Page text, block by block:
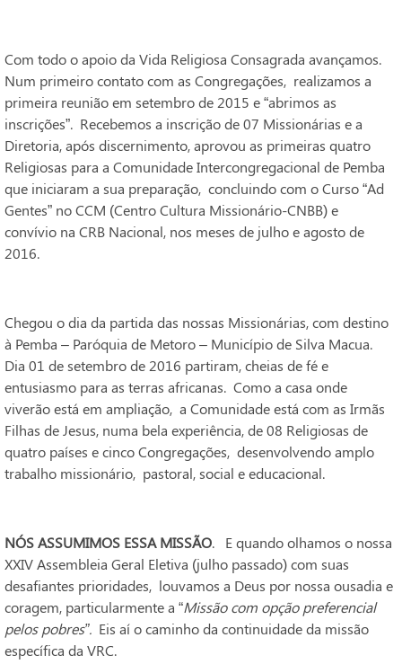
Com todo o apoio da Vida Religiosa Consagrada avançamos.
Num primeiro contato com as Congregações, realizamos a
primeira reunião em setembro de 2015 e “abrimos as
inscrições”. Recebemos a inscrição de 07 Missionárias e a
Diretoria, após discernimento, aprovou as primeiras quatro
Religiosas para a Comunidade Intercongregacional de Pemba
que iniciaram a sua preparação, concluindo com o Curso “Ad
Gentes” no CCM (Centro Cultura Missionário-CNBB) e
convívio na CRB Nacional, nos meses de julho e agosto de
2016.
Chegou o dia da partida das nossas Missionárias, com destino
à Pemba – Paróquia de Metoro – Município de Silva Macua.
Dia 01 de setembro de 2016 partiram, cheias de fé e
entusiasmo para as terras africanas. Como a casa onde
viverão está em ampliação, a Comunidade está com as Irmãs
Filhas de Jesus, numa bela experiência, de 08 Religiosas de
quatro países e cinco Congregações, desenvolvendo amplo
trabalho missionário, pastoral, social e educacional.
NÓS ASSUMIMOS ESSA MISSÃO. E quando olhamos o nossa
XXIV Assembleia Geral Eletiva (julho passado) com suas
desafiantes prioridades, louvamos a Deus por nossa ousadia e
coragem, particularmente a “Missão com opção preferencial
pelos pobres”. Eis aí o caminho da continuidade da missão
específica da VRC.